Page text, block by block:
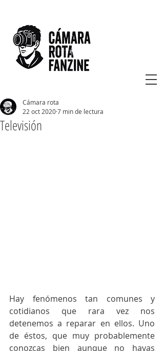
Televisión
Cámara rota
22 oct 20207 min de lectura
Hay fenómenos tan comunes y
cotidianos que rara vez nos
detenemos a reparar en ellos. Uno
de éstos, que muy probablemente
conozcas bien aunque no hayas